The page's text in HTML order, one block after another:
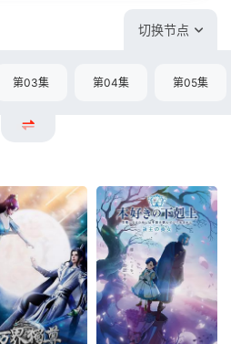
切换节点
第03集 第04集 第05集